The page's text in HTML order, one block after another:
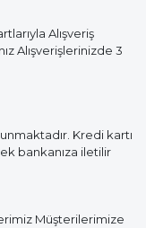
Alışveriş
Alışverişlerinizde 3
Kredi kartı
bankanıza iletilir
Müşterilerimize